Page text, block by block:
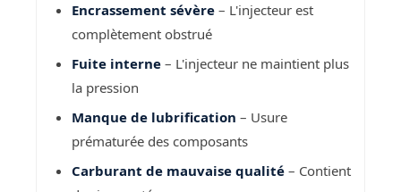
Encrassement sévère – L'injecteur est
complètement obstrué
Fuite interne – L'injecteur ne maintient plus
la pression
Manque de lubrification – Usure
prématurée des composants
Carburant de mauvaise qualité – Contient